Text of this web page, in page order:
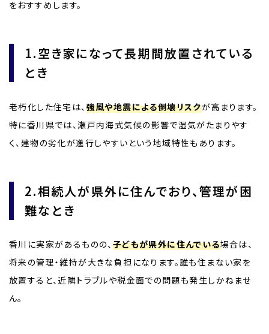
をおすすめします。
1.空き家になって長期間放置されている
とき
老朽化した住宅は、 強風や地震による倒壊リスクが高まります。
特に香川県では、瀬戸内海式気候の影響で湿気がたまりやす
く、建物の劣化が進行しやすいという地域特性もあります。
2.相続人が県外に住んでおり、管理が困
難なとき
香川に実家があるものの、 子どもが県外に住んでいる場合は、
将来の管理・維持が大きな負担になります。誰も住まない家を
放置すると、近隣トラブルや税金面での問題も発生しかねませ
ん。